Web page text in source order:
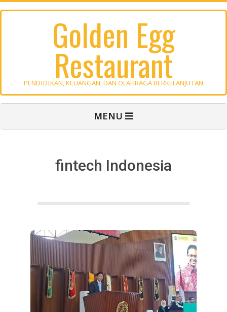
Skip
Golden Egg
Restaurant
PENDIDIKAN, KEUANGAN, DAN OLAHRAGA BERKELANJUTAN
MENU
fintech Indonesia